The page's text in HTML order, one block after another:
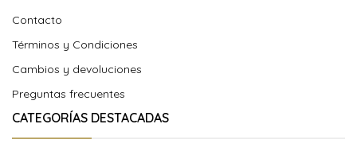
Contacto
Términos y Condiciones
Cambios y devoluciones
Preguntas frecuentes
CATEGORÍAS DESTACADAS